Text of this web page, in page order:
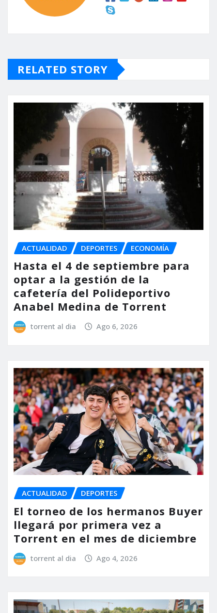
RELATED STORY
ACTUALIDAD DEPORTES ECONOMÍA
Hasta el 4 de septiembre para
optar a la gestión de la
cafetería del Polideportivo
Anabel Medina de Torrent
torrent al dia Ago 6, 2026
ACTUALIDAD DEPORTES
El torneo de los hermanos Buyer
llegará por primera vez a
Torrent en el mes de diciembre
torrent al dia Ago 4, 2026